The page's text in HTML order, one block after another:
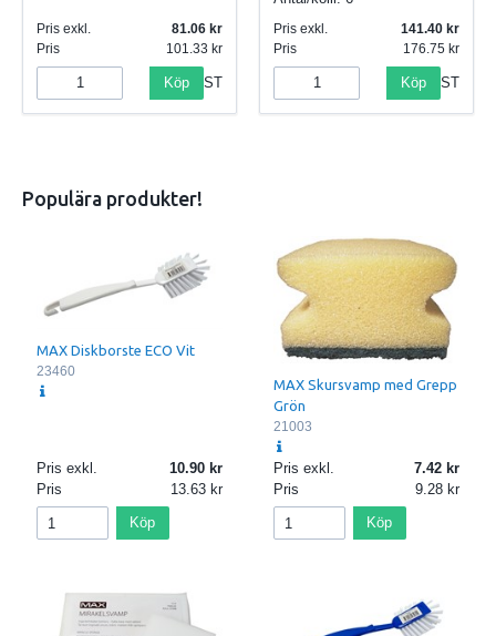
Pris exkl.
81.06
Pris
101.33
Köp ST
Pris exkl.
141.40
Pris
176.75
Köp ST
Populära produkter!
MAX Diskborste ECO Vit
23460
Pris exkl.
10.90
Pris
13.63
Köp
MAX Skursvamp med Grepp
Grön
21003
Pris exkl.
7.42
Pris
9.28
Köp